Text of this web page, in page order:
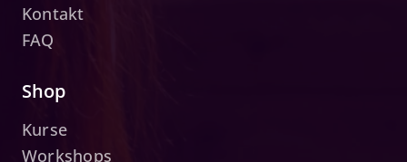
Kontakt
FAQ
Shop
Kurse
Workshops